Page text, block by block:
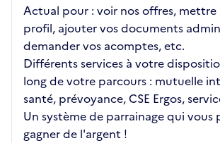
Actual pour : voir nos offres,
profil, ajouter vos documents
demander vos acomptes, etc.
Différents services à votre
long de votre parcours : mutuelle
santé, prévoyance, CSE Ergos,
Un système de parrainage qui vous
gagner de l'argent !